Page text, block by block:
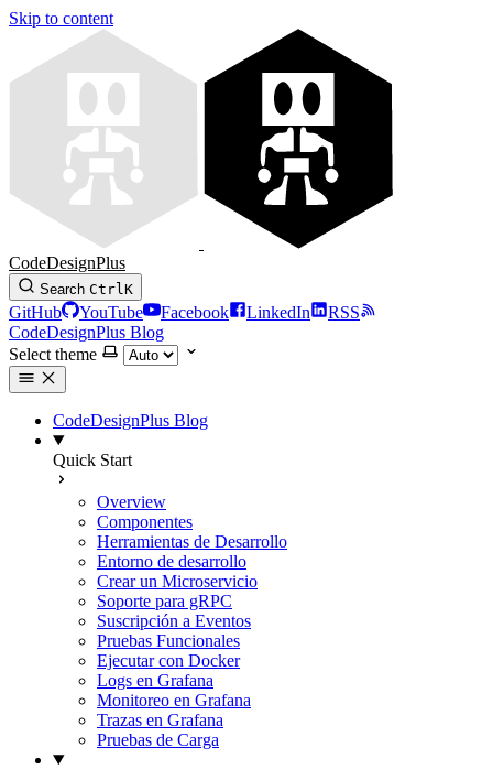
Skip to content
CodeDesignPlus
Search CtrlK
GitHub YouTube Facebook LinkedIn
RSS
CodeDesignPlus Blog
Select theme
CodeDesignPlus Blog
Quick Start
Overview
Componentes
Herramientas de Desarrollo
Entorno de desarrollo
Crear un Microservicio
Soporte para gRPC
Suscripción a Eventos
Pruebas Funcionales
Ejecutar con Docker
Logs en Grafana
Monitoreo en Grafana
Trazas en Grafana
Pruebas de Carga